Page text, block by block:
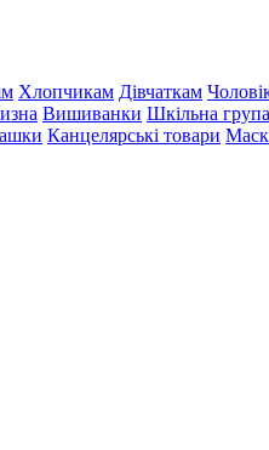
Хлопчикам Дівчаткам
Вишиванки Шкільна група
Канцелярські товари